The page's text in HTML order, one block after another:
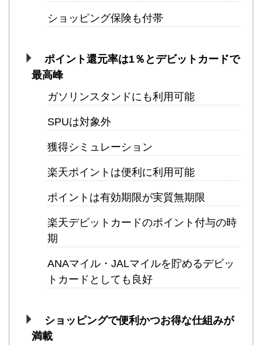
ショッピング保険も付帯
ポイント還元率は1％とデビットカードで
最高峰
ガソリンスタンドにも利用可能
SPUは対象外
獲得シミュレーション
楽天ポイントは便利に利用可能
ポイントは有効期限が実質無期限
楽天デビットカードのポイント付与の時
期
ANAマイル・JALマイルを貯めるデビッ
トカードとしても良好
ショッピングで便利かつお得な仕組みが
満載